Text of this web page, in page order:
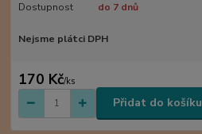
Dostupnost do 7 dnů
Nejsme plátci DPH
170 Kč/ks
Přidat do košíku